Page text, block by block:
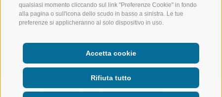
qualsiasi momento cliccando sul link "Preferenze Cookie" in fondo
alla pagina o sull'icona dello scudo in basso a sinistra. Le tue
preferenze si applicheranno al solo dispositivo in uso.
Accetta cookie
Rifiuta tutto
SEGUICI SUI SOCIAL
CREDITS |MAPPA DEL SITO |AMMINISTRAZIONE